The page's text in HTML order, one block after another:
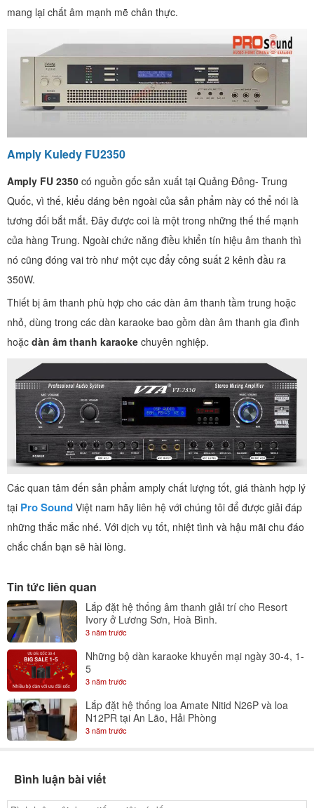
mang lại chất âm mạnh mẽ chân thực.
Amply Kuledy FU2350
Amply FU 2350 có nguồn gốc sản xuất tại Quảng Đông- Trung
Quốc, vì thế, kiểu dáng bên ngoài của sản phẩm này có thể nói là
tương đối bắt mắt. Đây được coi là một trong những thế thế mạnh
của hàng Trung. Ngoài chức năng điều khiển tín hiệu âm thanh thì
nó cũng đóng vai trò như một cục đẩy công suất 2 kênh đầu ra
350W.
Thiết bị âm thanh phù hợp cho các dàn âm thanh tầm trung hoặc
nhỏ, dùng trong các dàn karaoke bao gồm dàn âm thanh gia đình
hoặc dàn âm thanh karaoke chuyên nghiệp.
Các quan tâm đến sản phẩm amply chất lượng tốt, giá thành hợp lý
tại Pro Sound Việt nam hãy liên hệ với chúng tôi để được giải đáp
những thắc mắc nhé. Với dịch vụ tốt, nhiệt tình và hậu mãi chu đáo
chắc chắn bạn sẽ hài lòng.
Tin tức liên quan
Lắp đặt hệ thống âm thanh giải trí cho Resort
Ivory ở Lương Sơn, Hoà Bình.
3 năm trước
Những bộ dàn karaoke khuyến mại ngày 30-4, 1-
5
3 năm trước
Lắp đặt hệ thống loa Amate Nitid N26P và loa
N12PR tại An Lão, Hải Phòng
3 năm trước
Bình luận bài viết